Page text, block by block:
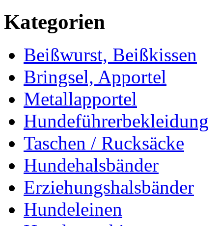
Kategorien
Beißwurst, Beißkissen
Bringsel, Apportel
Metallapportel
Hundeführerbekleidung
Taschen / Rucksäcke
Hundehalsbänder
Erziehungshalsbänder
Hundeleinen